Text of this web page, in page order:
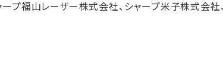
ープ福山レーザー株式会社、シャープ米子株式会社